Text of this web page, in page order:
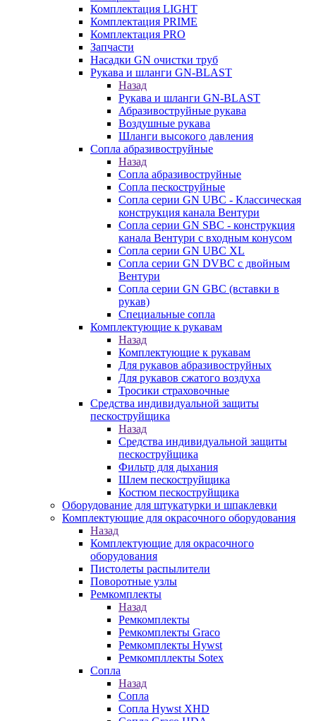
Комплектация LIGHT
Комплектация PRIME
Комплектация PRO
Запчасти
Насадки GN очистки труб
Рукава и шланги GN-BLAST
Назад
Рукава и шланги GN-BLAST
Абразивоструйные рукава
Воздушные рукава
Шланги высокого давления
Сопла абразивоструйные
Назад
Сопла абразивоструйные
Сопла пескоструйные
Сопла серии GN UBC - Классическая
конструкция канала Вентури
Сопла серии GN SBC - конструкция
канала Вентури c входным конусом
Сопла серии GN UBC XL
Сопла серии GN DVBC с двойным
Вентури
Сопла серии GN GBC (вставки в
рукав)
Специальные сопла
Комплектующие к рукавам
Назад
Комплектующие к рукавам
Для рукавов абразивоструйных
Для рукавов сжатого воздуха
Тросики страховочные
Средства индивидуальной защиты
пескоструйщика
Назад
Средства индивидуальной защиты
пескоструйщика
Фильтр для дыхания
Шлем пескоструйщика
Костюм пескоструйщика
Оборудование для штукатурки и шпаклевки
Комплектующие для окрасочного оборудования
Назад
Комплектующие для окрасочного
оборудования
Пистолеты распылители
Поворотные узлы
Ремкомплекты
Назад
Ремкомплекты
Ремкомплекты Graco
Ремкомплекты Hywst
Ремкомпллекты Sotex
Сопла
Назад
Сопла
Сопла Hywst XHD